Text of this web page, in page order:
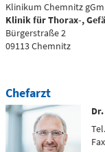
Für Erwachsene:
0371 - 333
Für Kinder:
0371 - 333
(Haus 8)
Klinikum Chemnitz
Klinik für Thorax-,
Bürgerstraße 2
09113 Chemnitz
Chefarzt